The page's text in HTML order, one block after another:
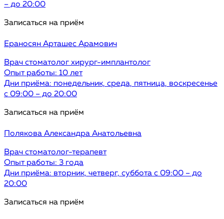
– до 20:00
Записаться на приём
Ераносян Арташес Арамович
Врач стоматолог хирург-имплантолог
Опыт работы: 10 лет
Дни приёма: понедельник, среда, пятница, воскресенье
с 09:00 – до 20:00
Записаться на приём
Полякова Александра Анатольевна
Врач стоматолог-терапевт
Опыт работы: 3 годa
Дни приёма: вторник, четверг, суббота с 09:00 – до
20:00
Записаться на приём